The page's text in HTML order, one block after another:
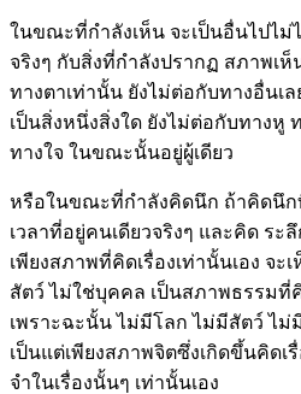
ในขณะที่กำลังเห็น จะเป็นอื่นไปไม่
จริงๆ กับสิ่งที่กำลังปรากฏ สภาพเ
ทางตาเท่านั้น ยังไม่ต่อกับทางอื่นเ
เป็นสิ่งหนึ่งสิ่งใด ยังไม่ต่อกับทางหู
ทางใจ ในขณะนั้นอยู่ผู้เดียว
หรือในขณะที่กำลังคิดนึก ถ้าคิดนึก
เวลาที่อยู่คนเดียวจริงๆ และคิด ระ
เพียงสภาพที่คิดเรื่องเท่านั้นเอง จ
สัตว์ ไม่ใช่บุคคล เป็นสภาพธรรมที่
เพราะฉะนั้น ไม่มีโลก ไม่มีสัตว์ ไม่
เป็นแต่เพียงสภาพจิตซึ่งเกิดขึ้นคิด
จำในเรื่องนั้นๆ เท่านั้นเอง